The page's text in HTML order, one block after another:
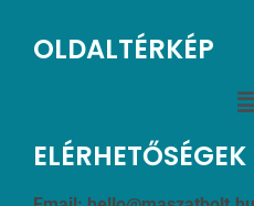
OLDALTÉRKÉP
ELÉRHETŐSÉGEK